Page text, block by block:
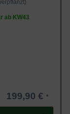
ab KW43
199,90 €